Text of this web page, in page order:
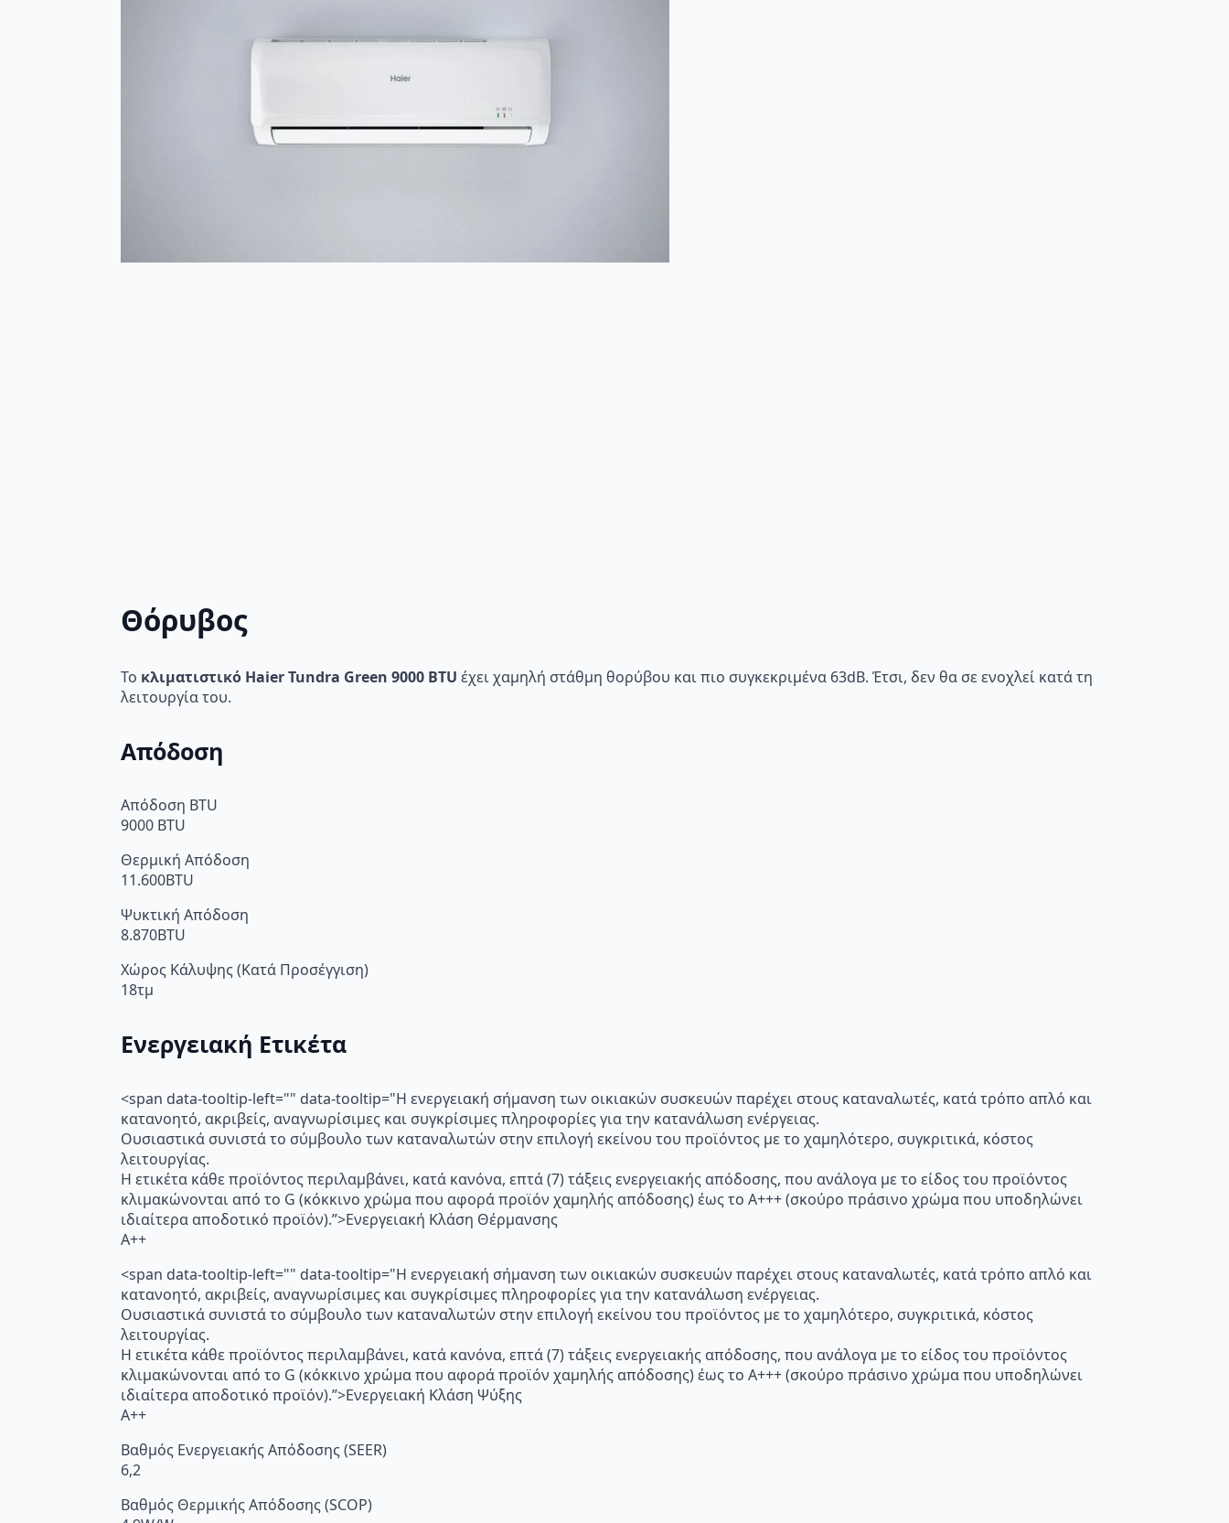
Θόρυβος
Το κλιματιστικό Haier Tundra Green 9000 BTU έχει χαμηλή στάθμη θορύβου και πιο συγκεκριμένα 63dB. Έτσι, δεν θα σε ενοχλεί κατά τη
λειτουργία του.
Απόδοση
Απόδοση BTU
9000 BTU
Θερμική Απόδοση
11.600BTU
Ψυκτική Απόδοση
8.870BTU
Χώρος Κάλυψης (Κατά Προσέγγιση)
18τμ
Ενεργειακή Ετικέτα
<span data-tooltip-left="" data-tooltip="Η ενεργειακή σήμανση των οικιακών συσκευών παρέχει στους καταναλωτές, κατά τρόπο απλό και
κατανοητό, ακριβείς, αναγνωρίσιμες και συγκρίσιμες πληροφορίες για την κατανάλωση ενέργειας.
Ουσιαστικά συνιστά το σύμβουλο των καταναλωτών στην επιλογή εκείνου του προϊόντος με το χαμηλότερο, συγκριτικά, κόστος
λειτουργίας.
Η ετικέτα κάθε προϊόντος περιλαμβάνει, κατά κανόνα, επτά (7) τάξεις ενεργειακής απόδοσης, που ανάλογα με το είδος του προϊόντος
κλιμακώνονται από το G (κόκκινο χρώμα που αφορά προϊόν χαμηλής απόδοσης) έως το Α+++ (σκούρο πράσινο χρώμα που υποδηλώνει
ιδιαίτερα αποδοτικό προϊόν).”>Ενεργειακή Κλάση Θέρμανσης
A++
<span data-tooltip-left="" data-tooltip="Η ενεργειακή σήμανση των οικιακών συσκευών παρέχει στους καταναλωτές, κατά τρόπο απλό και
κατανοητό, ακριβείς, αναγνωρίσιμες και συγκρίσιμες πληροφορίες για την κατανάλωση ενέργειας.
Ουσιαστικά συνιστά το σύμβουλο των καταναλωτών στην επιλογή εκείνου του προϊόντος με το χαμηλότερο, συγκριτικά, κόστος
λειτουργίας.
Η ετικέτα κάθε προϊόντος περιλαμβάνει, κατά κανόνα, επτά (7) τάξεις ενεργειακής απόδοσης, που ανάλογα με το είδος του προϊόντος
κλιμακώνονται από το G (κόκκινο χρώμα που αφορά προϊόν χαμηλής απόδοσης) έως το Α+++ (σκούρο πράσινο χρώμα που υποδηλώνει
ιδιαίτερα αποδοτικό προϊόν).”>Ενεργειακή Κλάση Ψύξης
A++
Βαθμός Ενεργειακής Απόδοσης (SEER)
6,2
Βαθμός Θερμικής Απόδοσης (SCOP)